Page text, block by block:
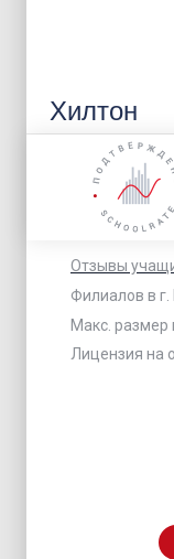
Хилтон
Отзывы
Филиалов в
Макс. размер
Лицензия на